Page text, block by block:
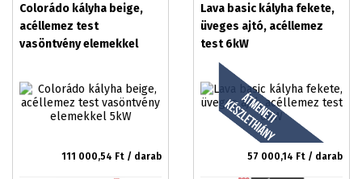
Colorádo kályha beige,
acéllemez test
vasöntvény elemekkel
111 000,54 Ft / darab
Lava basic kályha fekete,
üveges ajtó, acéllemez
test 6kW
57 000,14 Ft / darab